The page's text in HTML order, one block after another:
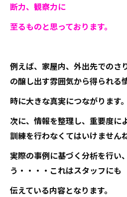
断力、観察力に
至るものと思っております。
例えば、家屋内、外出先でのさ
の醸し出す雰囲気から得られる
時に大きな真実につながります。
次に、情報を整理し、重要度に
訓練を行わなくてはいけませんね
実際の事例に基づく分析を行い
う・・・・これはスタッフにも
伝えている内容となります。